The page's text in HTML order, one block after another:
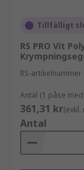
Tillfälligt
RS PRO Vit
RS-artikelnummer
Antal (1 påse
361,31 kr(exkl.
Antal